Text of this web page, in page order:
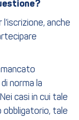
anche
norma la
casi in cui tale
tale